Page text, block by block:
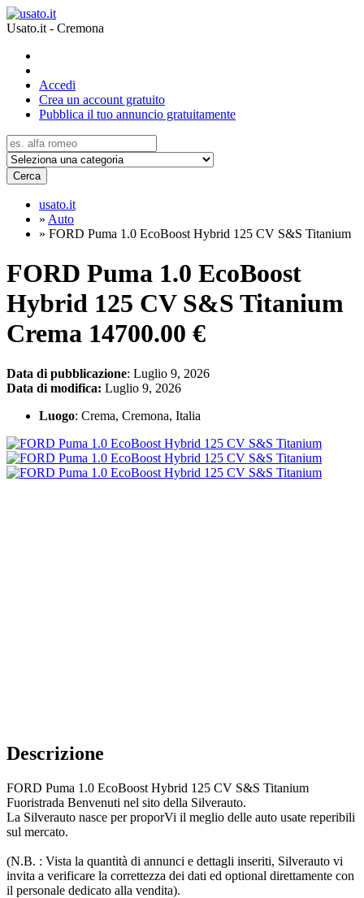
Usato.it - Cremona
Accedi
Crea un account gratuito
Pubblica il tuo annuncio gratuitamente
Cerca
usato.it
» Auto
» FORD Puma 1.0 EcoBoost Hybrid 125 CV S&S Titanium
FORD Puma 1.0 EcoBoost
Hybrid 125 CV S&S Titanium
Crema 14700.00 €
Data di pubblicazione: Luglio 9, 2026
Data di modifica: Luglio 9, 2026
Luogo: Crema, Cremona, Italia
Descrizione
FORD Puma 1.0 EcoBoost Hybrid 125 CV S&S Titanium
Fuoristrada Benvenuti nel sito della Silverauto.
La Silverauto nasce per proporVi il meglio delle auto usate reperibili
sul mercato.
(N.B. : Vista la quantità di annunci e dettagli inseriti, Silverauto vi
invita a verificare la correttezza dei dati ed optional direttamente con
il personale dedicato alla vendita).